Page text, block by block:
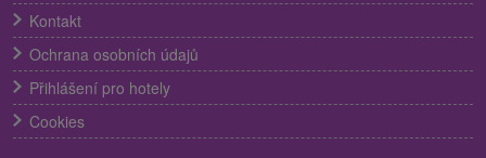
Kontakt
Ochrana osobních údajů
Přihlášení pro hotely
Cookies